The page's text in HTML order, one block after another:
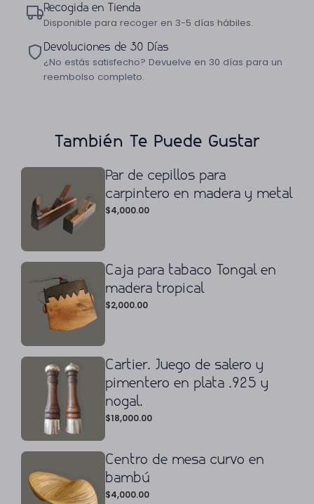
Recogida en Tienda
Disponible para recoger en 3-5 días hábiles.
Devoluciones de 30 Días
¿No estás satisfecho? Devuelve en 30 días para un
reembolso completo.
También Te Puede Gustar
Par de cepillos para
carpintero en madera y metal
$4,000.00
Caja para tabaco Tongal en
madera tropical
$2,000.00
Cartier. Juego de salero y
pimentero en plata .925 y
nogal.
$18,000.00
Centro de mesa curvo en
bambú
$4,000.00